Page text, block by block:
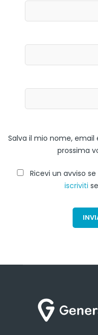
Salva il mio nome, email
prossima
Ricevi un avviso
iscriviti